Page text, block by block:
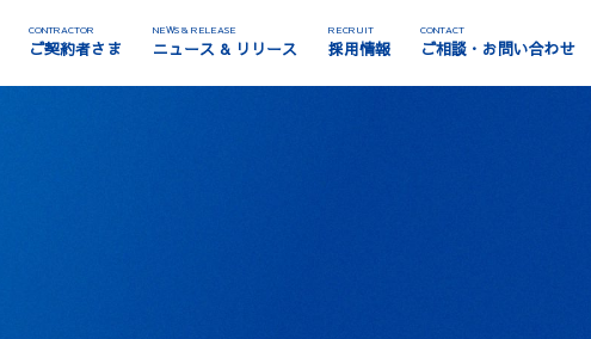
CONTRACTOR
ご契約者さま
NEWS & RELEASE
ニュース & リリース
RECRUIT
採用情報
CONTACT
ご相談・お問い合わせ